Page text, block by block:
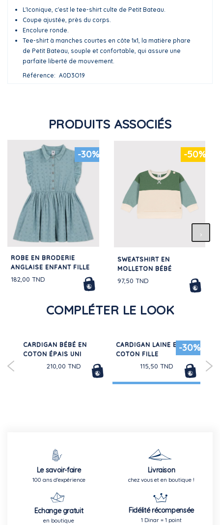
L'Iconique, c'est le tee-shirt culte de Petit Bateau.
Coupe ajustée, près du corps.
Encolure ronde.
Tee-shirt à manches courtes en côte 1x1, la matière phare
de Petit Bateau, souple et confortable, qui assure une
parfaite liberté de mouvement.
Référence
A0D3O19
PRODUITS ASSOCIÉS
-30%
ROBE EN BRODERIE
ANGLAISE ENFANT FILLE
182,00 TND
-50%
SWEATSHIRT EN
MOLLETON BÉBÉ
97,50 TND
COMPLÉTER LE LOOK
CARDIGAN BÉBÉ EN
COTON ÉPAIS UNI
210,00 TND
-30%
CARDIGAN LAINE ET
COTON FILLE
115,50 TND
Le savoir-faire
100 ans d'expérience
Livraison
chez vous et en boutique !
Echange gratuit
en boutique
Fidélité récompensée
1 Dinar = 1 point